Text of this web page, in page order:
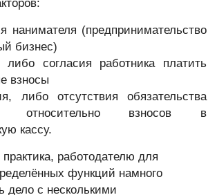
нанимателя (предпринимательство
бизнес)
либо согласия работника платить
взносы
либо отсутствия обязательства
относительно взносов в
кассу.
практика, работодателю для
функций намного
дело с несколькими